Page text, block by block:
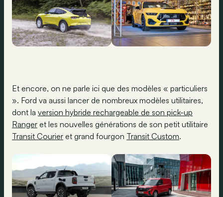
Et encore, on ne parle ici que des modèles « particuliers
». Ford va aussi lancer de nombreux modèles utilitaires,
dont la version hybride rechargeable de son pick-up
Ranger et les nouvelles générations de son petit utilitaire
Transit Courier et grand fourgon Transit Custom.